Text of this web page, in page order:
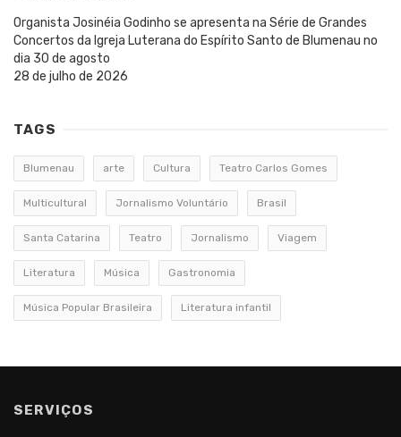
Organista Josinéia Godinho se apresenta na Série de Grandes
Concertos da Igreja Luterana do Espírito Santo de Blumenau no
dia 30 de agosto
28 de julho de 2026
TAGS
Blumenau arte Cultura Teatro Carlos Gomes
Multicultural Jornalismo Voluntário Brasil
Santa Catarina Teatro Jornalismo Viagem
Literatura Música Gastronomia
Música Popular Brasileira Literatura infantil
SERVIÇOS